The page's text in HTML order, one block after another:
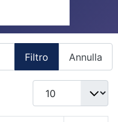
Filtro Annulla
Visualizza n.